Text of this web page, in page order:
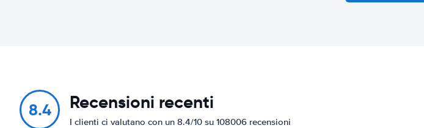
8.4 Recensioni recenti
I clienti ci valutano con un 8.4/10 su 108006 recensioni